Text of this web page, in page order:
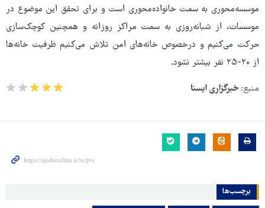
موسسه‌محوری به سمت خانواده‌محوری است و برای تحقق این موضوع در
موسسات،‌ از شبانه‌روزی به سمت مراکز روزانه و همچنین کوچک‌سازی
حرکت می‌کنیم و درخصوص خانه‌های امن تلاش می‌کنیم ظرفیت خانه‌ها
از ۲۰-۲۵ نفر بیشتر نشود.
منبع: خبرگزاری ایسنا
برچسب‌ها